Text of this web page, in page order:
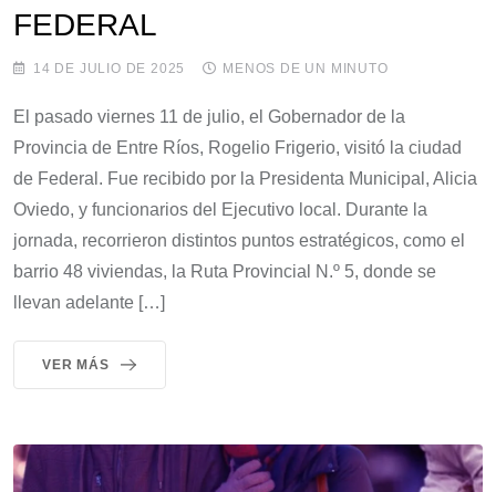
FEDERAL
14 DE JULIO DE 2025 MENOS DE UN MINUTO
El pasado viernes 11 de julio, el Gobernador de la
Provincia de Entre Ríos, Rogelio Frigerio, visitó la ciudad
de Federal. Fue recibido por la Presidenta Municipal, Alicia
Oviedo, y funcionarios del Ejecutivo local. Durante la
jornada, recorrieron distintos puntos estratégicos, como el
barrio 48 viviendas, la Ruta Provincial N.º 5, donde se
llevan adelante […]
VER MÁS